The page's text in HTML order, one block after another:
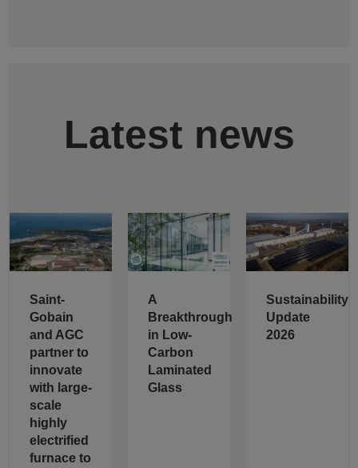
Latest news
Saint-
Gobain
and AGC
partner to
innovate
with large-
scale
highly
electrified
furnace to
A
Breakthrough
in Low-
Carbon
Laminated
Glass
Sustainability
Update
2026